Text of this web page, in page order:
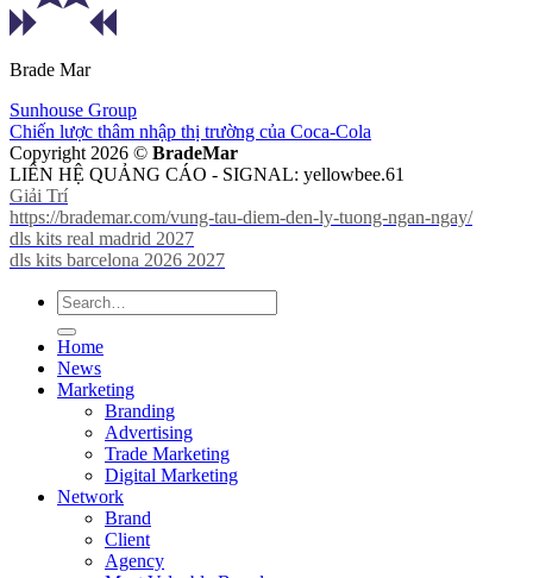
Brade Mar
Sunhouse Group
Chiến lược thâm nhập thị trường của Coca-Cola
Copyright 2026 © BradeMar
LIÊN HỆ QUẢNG CÁO - SIGNAL: yellowbee.61
Giải Trí
https://brademar.com/vung-tau-diem-den-ly-tuong-ngan-ngay/
dls kits real madrid 2027
dls kits barcelona 2026 2027
Home
News
Marketing
Branding
Advertising
Trade Marketing
Digital Marketing
Network
Brand
Client
Agency